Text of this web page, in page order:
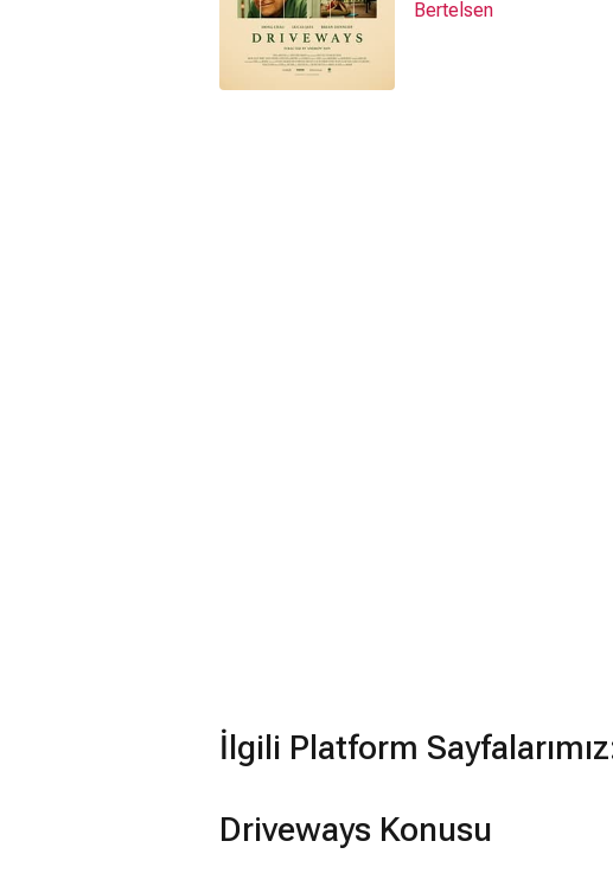
Bertelsen
İlgili Platform
Driveways Konusu